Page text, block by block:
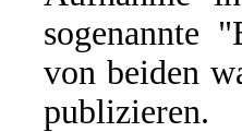
sogenannte
von beiden
publizieren.